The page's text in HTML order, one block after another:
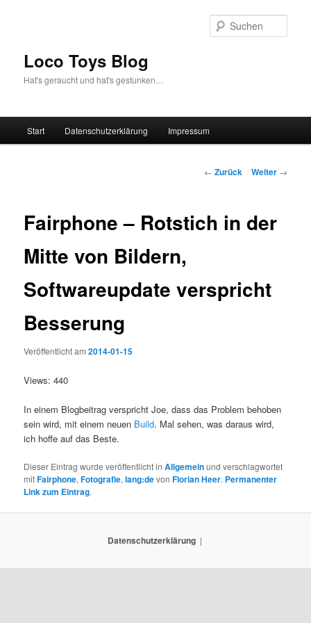
Loco Toys Blog
Hat's geraucht und hat's gestunken…
Start Datenschutzerklärung Impressum
Beitrags-
← Zurück Weiter →
Fairphone – Rotstich in der
Mitte von Bildern,
Softwareupdate verspricht
Besserung
Veröffentlicht am2014-01-15
Views: 440
In einem Blogbeitrag verspricht Joe, dass das Problem behoben
sein wird, mit einem neuen Build. Mal sehen, was daraus wird,
ich hoffe auf das Beste.
Dieser Eintrag wurde veröffentlicht inAllgemeinund verschlagwortet
mitFairphone,Fotografie,lang:devonFlorian Heer. Permanenter
Link zum Eintrag.
Datenschutzerklärung